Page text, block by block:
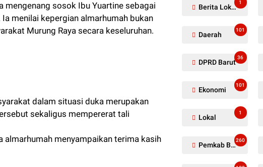
mengenang sosok Ibu Yuartine sebagai
menilai kepergian almarhumah bukan
Murung Raya secara keseluruhan.
dalam situasi duka merupakan
sekaligus mempererat tali
almarhumah menyampaikan terima kasih
Berita Lokal Kabupaten Barito Utara
1
Daerah
101
DPRD Barut
36
Ekonomi
101
Lokal
1
Pemkab Barito Utara
260